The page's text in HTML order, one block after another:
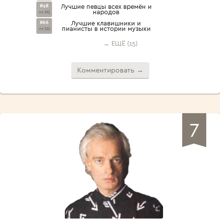
#28
из 263
Лучшие певцы всех времён и
народов
#66
из 323
Лучшие клавишники и
пианисты в истории музыки
→ ЕЩЁ (15)
Комментировать →
7